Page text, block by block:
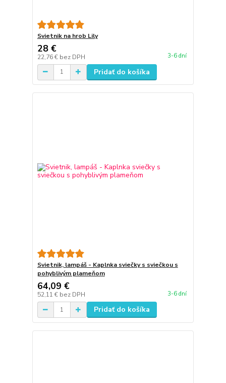
Svietnik na hrob Lily
28 €
22,76 € bez DPH 3-6 dní
Pridať do košíka
Svietnik, lampáš - Kaplnka sviečky s sviečkou s
pohyblivým plameňom
64,09 €
52,11 € bez DPH 3-6 dní
Pridať do košíka